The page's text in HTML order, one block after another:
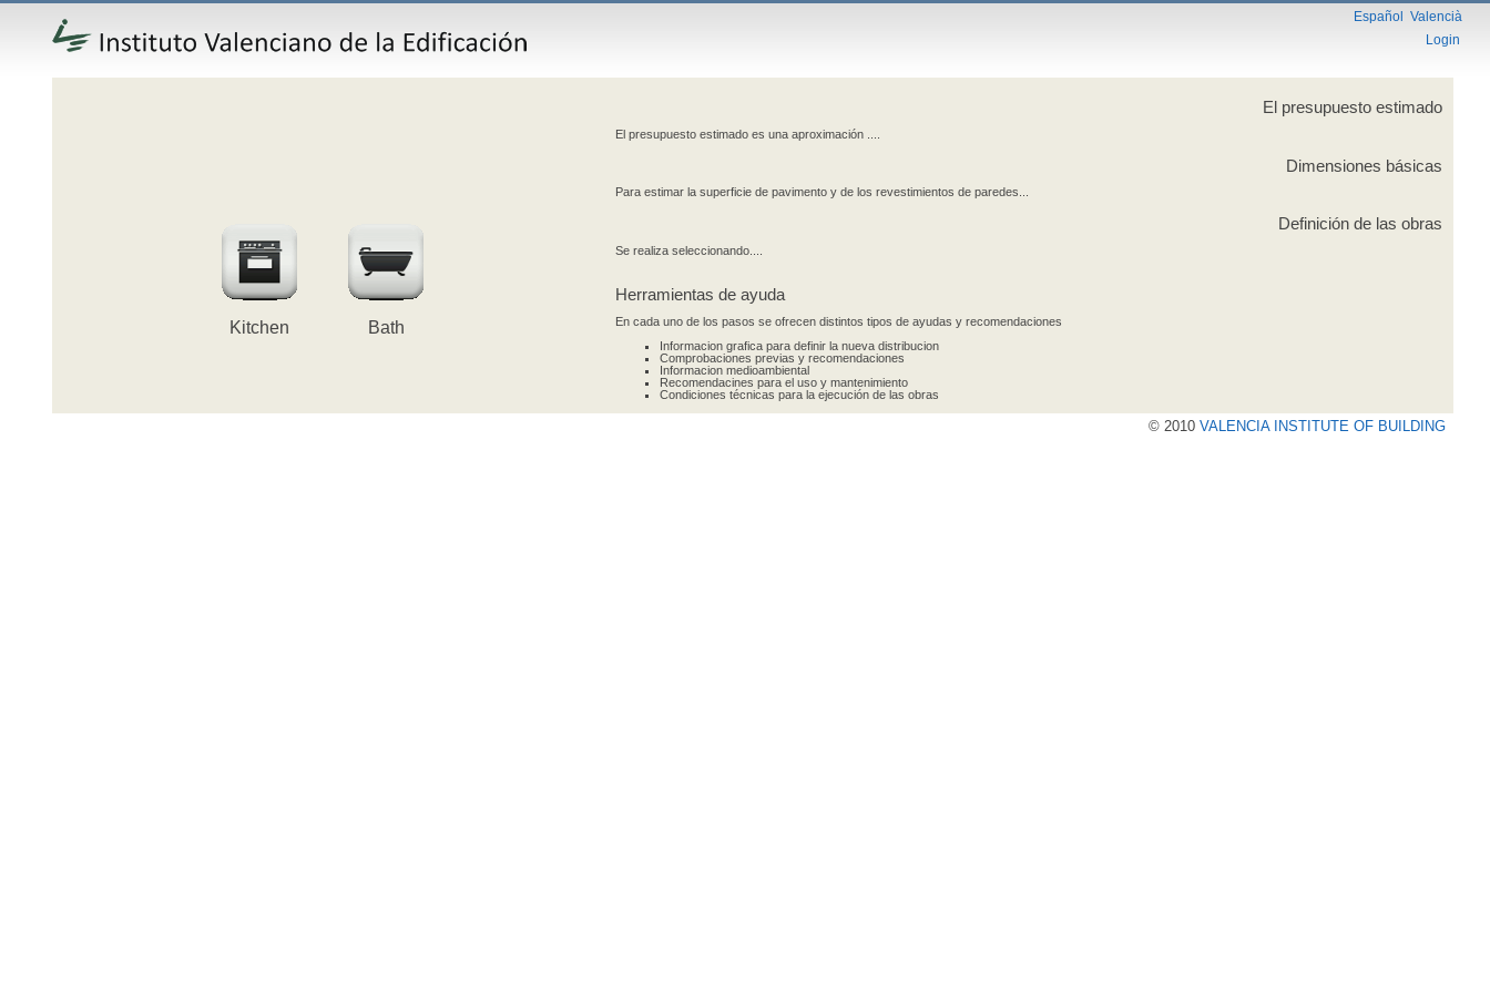
Español
Valencià
Login
Kitchen Bath
El presupuesto estimado
El presupuesto estimado es una aproximación ....
Dimensiones básicas
Para estimar la superficie de pavimento y de los revestimientos de paredes...
Definición de las obras
Se realiza seleccionando....
Herramientas de ayuda
En cada uno de los pasos se ofrecen distintos tipos de ayudas y recomendaciones
Informacion grafica para definir la nueva distribucion
Comprobaciones previas y recomendaciones
Informacion medioambiental
Recomendacines para el uso y mantenimiento
Condiciones técnicas para la ejecución de las obras
© 2010 VALENCIA INSTITUTE OF BUILDING